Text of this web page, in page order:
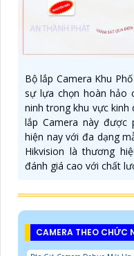
Bộ lắp Camera Khu
sự lựa chọn hoàn hảo
ninh trong khu vực kinh
lắp Camera này
hiện nay với đa dạng
Hikvision là thương
đánh giá cao với chất
CAMERA THEO CHỨC